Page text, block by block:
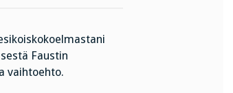
Faustin
vaihtoehto.